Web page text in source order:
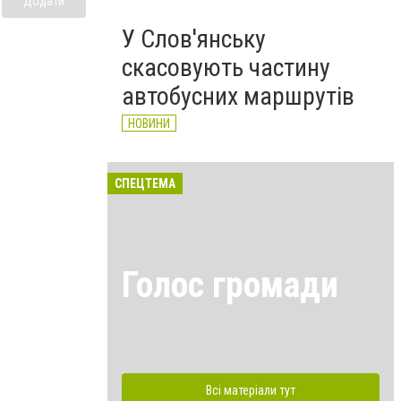
У Слов'янську
скасовують частину
автобусних маршрутів
НОВИНИ
СПЕЦТЕМА
Голос громади
Всі матеріали тут